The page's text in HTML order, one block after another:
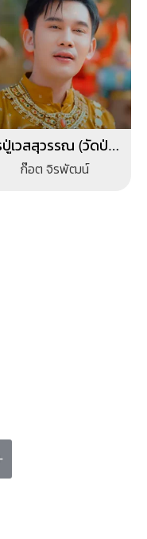
เวสสุวรรณ (วัดป่าภู
น้อย)
ก๊อต จิรพัฒน์